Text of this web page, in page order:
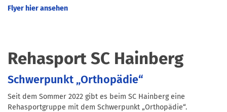
Flyer hier ansehen
Rehasport SC Hainberg
Schwerpunkt „Orthopädie“
Seit dem Sommer 2022 gibt es beim SC Hainberg eine
Rehasportgruppe mit dem Schwerpunkt „Orthopädie“.